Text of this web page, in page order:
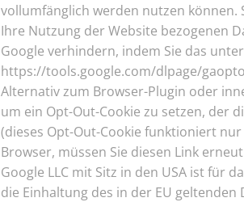
vollumfänglich werden nutzen können.
Ihre Nutzung der Website bezogenen
Google verhindern, indem Sie das
https://tools.google.com/dlpage/
Alternativ zum Browser-Plugin oder
um ein Opt-Out-Cookie zu setzen, der
(dieses Opt-Out-Cookie funktioniert
Browser, müssen Sie diesen Link
Google LLC mit Sitz in den USA ist für
die Einhaltung des in der EU